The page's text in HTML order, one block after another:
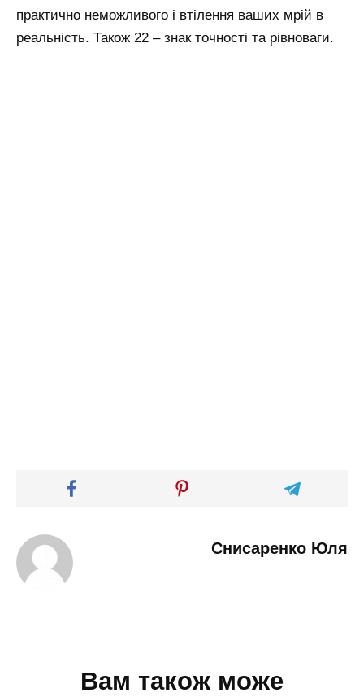
практично неможливого і втілення ваших мрій в
реальність. Також 22 – знак точності та рівноваги.
Снисаренко Юля
Вам також може